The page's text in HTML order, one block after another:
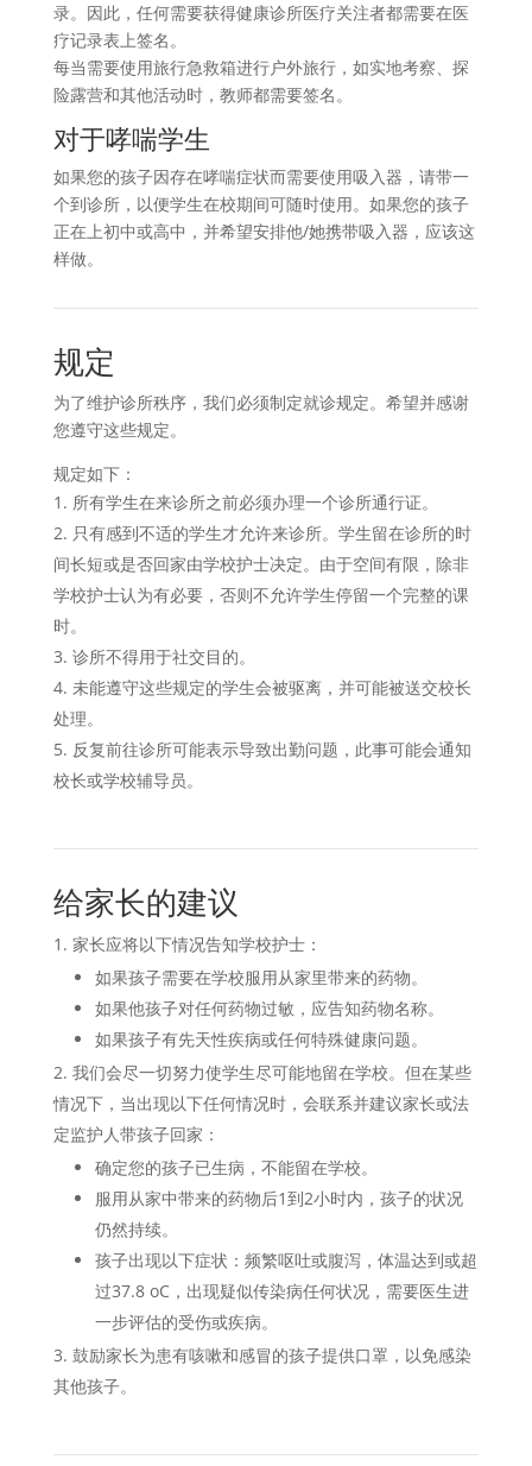
录。因此，任何需要获得健康诊所医疗关注者都需要在医
疗记录表上签名。
每当需要使用旅行急救箱进行户外旅行，如实地考察、探
险露营和其他活动时，教师都需要签名。
对于哮喘学生
如果您的孩子因存在哮喘症状而需要使用吸入器，请带一
个到诊所，以便学生在校期间可随时使用。如果您的孩子
正在上初中或高中，并希望安排他/她携带吸入器，应该这
样做。
规定
为了维护诊所秩序，我们必须制定就诊规定。希望并感谢
您遵守这些规定。
规定如下：
所有学生在来诊所之前必须办理一个诊所通行证。
只有感到不适的学生才允许来诊所。学生留在诊所的时
间长短或是否回家由学校护士决定。由于空间有限，除非
学校护士认为有必要，否则不允许学生停留一个完整的课
时。
诊所不得用于社交目的。
未能遵守这些规定的学生会被驱离，并可能被送交校长
处理。
反复前往诊所可能表示导致出勤问题，此事可能会通知
校长或学校辅导员。
给家长的建议
家长应将以下情况告知学校护士：
如果孩子需要在学校服用从家里带来的药物。
如果他孩子对任何药物过敏，应告知药物名称。
如果孩子有先天性疾病或任何特殊健康问题。
我们会尽一切努力使学生尽可能地留在学校。但在某些
情况下，当出现以下任何情况时，会联系并建议家长或法
定监护人带孩子回家：
确定您的孩子已生病，不能留在学校。
服用从家中带来的药物后1到2小时内，孩子的状况
仍然持续。
孩子出现以下症状：频繁呕吐或腹泻，体温达到或超
过37.8 oC，出现疑似传染病任何状况，需要医生进
一步评估的受伤或疾病。
鼓励家长为患有咳嗽和感冒的孩子提供口罩，以免感染
其他孩子。